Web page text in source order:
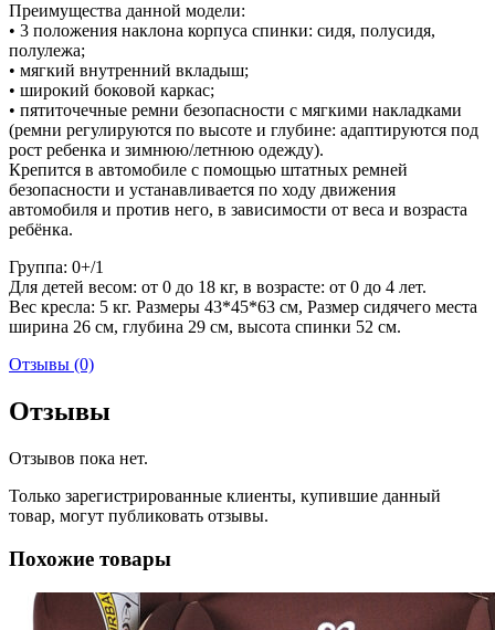
Преимущества данной модели:
• 3 положения наклона корпуса спинки: сидя, полусидя,
полулежа;
• мягкий внутренний вкладыш;
• широкий боковой каркас;
• пятиточечные ремни безопасности с мягкими накладками
(ремни регулируются по высоте и глубине: адаптируются под
рост ребенка и зимнюю/летнюю одежду).
Крепится в автомобиле с помощью штатных ремней
безопасности и устанавливается по ходу движения
автомобиля и против него, в зависимости от веса и возраста
ребёнка.
Группа: 0+/1
Для детей весом: от 0 до 18 кг, в возрасте: от 0 до 4 лет.
Вес кресла: 5 кг. Размеры 43*45*63 см, Размер сидячего места
ширина 26 см, глубина 29 см, высота спинки 52 см.
Отзывы (0)
Отзывы
Отзывов пока нет.
Только зарегистрированные клиенты, купившие данный
товар, могут публиковать отзывы.
Похожие товары